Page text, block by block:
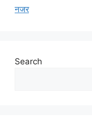
नजर
Search